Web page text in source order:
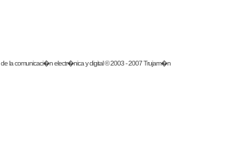
de la comunicaci�n electr�nica y digital © 2003 - 2007 Trujam�n